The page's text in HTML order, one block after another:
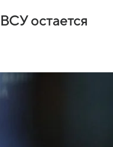
остается